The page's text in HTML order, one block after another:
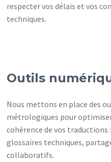
respecter vos délais et vos
techniques.
Outils
Nous mettons en place des
métrologiques pour
cohérence de vos
glossaires techniques,
collaboratifs.